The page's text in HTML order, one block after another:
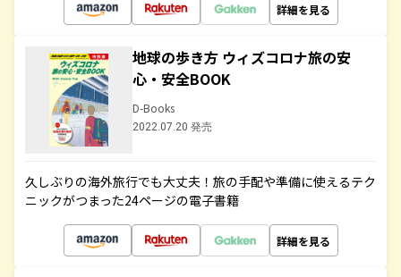
詳細を見る
地球の歩き方 ウィズコロナ旅の安
心・安全BOOK
D-Books
2022.07.20 発売
久しぶりの海外旅行でも大丈夫！旅の手配や準備に使えるテク
ニックがつまった24ページの電子書籍
詳細を見る